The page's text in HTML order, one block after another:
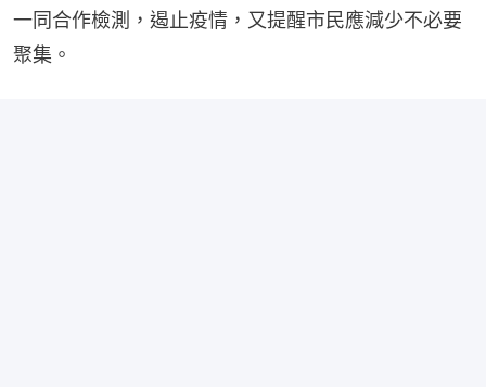
一同合作檢測，遏止疫情，又提醒市民應減少不必要
聚集。